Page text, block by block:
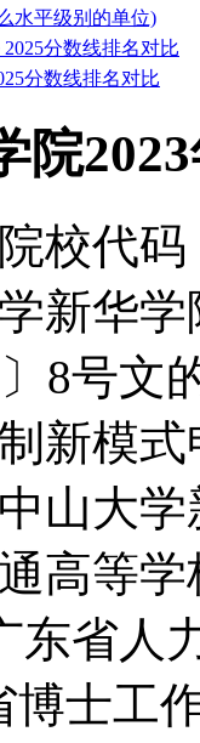
水平级别的单位)
分数线排名对比
分数线排名对比
院
校代
新华
8号文
新模
山大
高等
东省人
博士工